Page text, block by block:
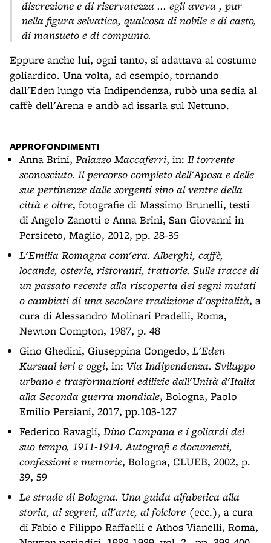
discrezione e di riservatezza ... egli aveva , pur
nella figura selvatica, qualcosa di nobile e di casto,
di mansueto e di compunto.
Eppure anche lui, ogni tanto, si adattava al costume
goliardico. Una volta, ad esempio, tornando
dall'Eden lungo via Indipendenza, rubò una sedia al
caffè dell'Arena e andò ad issarla sul Nettuno.
APPROFONDIMENTI
Anna Brini, Palazzo Maccaferri, in: Il torrente
sconosciuto. Il percorso completo dell'Aposa e delle
sue pertinenze dalle sorgenti sino al ventre della
città e oltre, fotografie di Massimo Brunelli, testi
di Angelo Zanotti e Anna Brini, San Giovanni in
Persiceto, Maglio, 2012, pp. 28-35
L'Emilia Romagna com'era. Alberghi, caffè,
locande, osterie, ristoranti, trattorie. Sulle tracce di
un passato recente alla riscoperta dei segni mutati
o cambiati di una secolare tradizione d'ospitalità, a
cura di Alessandro Molinari Pradelli, Roma,
Newton Compton, 1987, p. 48
Gino Ghedini, Giuseppina Congedo, L'Eden
Kursaal ieri e oggi, in: Via Indipendenza. Sviluppo
urbano e trasformazioni edilizie dall'Unità d'Italia
alla Seconda guerra mondiale, Bologna, Paolo
Emilio Persiani, 2017, pp.103-127
Federico Ravagli, Dino Campana e i goliardi del
suo tempo, 1911-1914. Autografi e documenti,
confessioni e memorie, Bologna, CLUEB, 2002, p.
39, 59
Le strade di Bologna. Una guida alfabetica alla
storia, ai segreti, all'arte, al folclore (ecc.), a cura
di Fabio e Filippo Raffaelli e Athos Vianelli, Roma,